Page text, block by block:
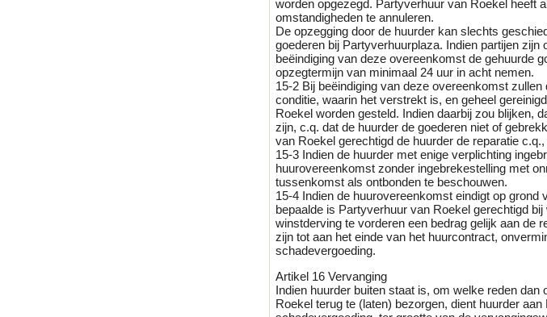
worden opgezegd. Partyverhuur van Roekel heeft
omstandigheden te annuleren.
De opzegging door de huurder kan slechts
goederen bij Partyverhuurplaza. Indien partijen
beëindiging van deze overeenkomst de gehuurde
opzegtermijn van minimaal 24 uur in acht nemen.
15-2 Bij beëindiging van deze overeenkomst
conditie, waarin het verstrekt is, en geheel
Roekel worden gesteld. Indien daarbij zou blijken,
zijn, c.q. dat de huurder de goederen niet of
van Roekel gerechtigd de huurder de reparatie
15-3 Indien de huurder met enige verplichting
huurovereenkomst zonder ingebrekestelling met
tussenkomst als ontbonden te beschouwen.
15-4 Indien de huurovereenkomst eindigt op grond
bepaalde is Partyverhuur van Roekel gerechtigd
winstderving te vorderen een bedrag gelijk aan de
zijn tot aan het einde van het huurcontract,
schadevergoeding.
Artikel 16 Vervanging
Indien huurder buiten staat is, om welke reden
Roekel terug te (laten) bezorgen, dient huurder